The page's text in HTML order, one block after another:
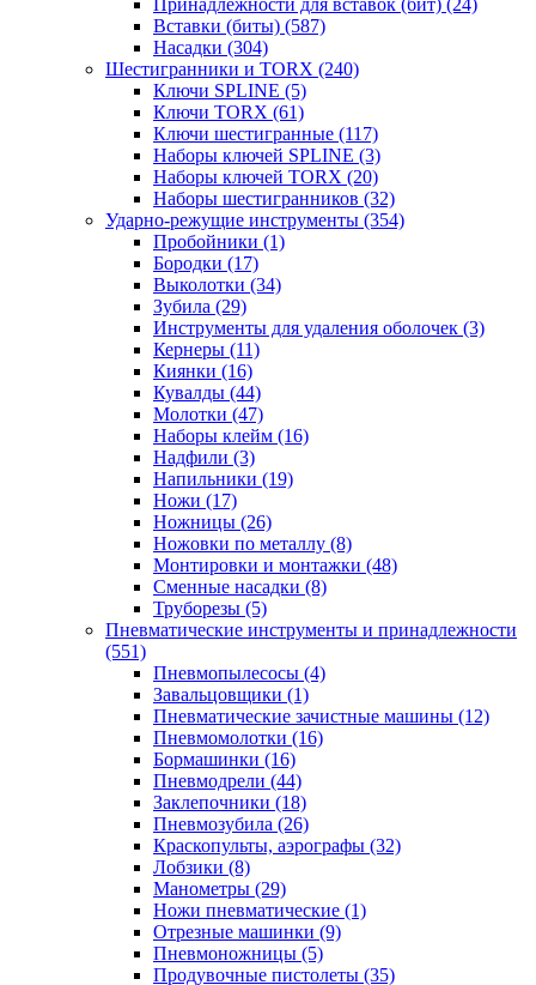
Принадлежности для вставок (бит) (24)
Вставки (биты) (587)
Насадки (304)
Шестигранники и TORX (240)
Ключи SPLINE (5)
Ключи TORX (61)
Ключи шестигранные (117)
Наборы ключей SPLINE (3)
Наборы ключей TORX (20)
Наборы шестигранников (32)
Ударно-режущие инструменты (354)
Пробойники (1)
Бородки (17)
Выколотки (34)
Зубила (29)
Инструменты для удаления оболочек (3)
Кернеры (11)
Киянки (16)
Кувалды (44)
Молотки (47)
Наборы клейм (16)
Надфили (3)
Напильники (19)
Ножи (17)
Ножницы (26)
Ножовки по металлу (8)
Монтировки и монтажки (48)
Сменные насадки (8)
Труборезы (5)
Пневматические инструменты и принадлежности
(551)
Пневмопылесосы (4)
Завальцовщики (1)
Пневматические зачистные машины (12)
Пневмомолотки (16)
Бормашинки (16)
Пневмодрели (44)
Заклепочники (18)
Пневмозубила (26)
Краскопульты, аэрографы (32)
Лобзики (8)
Манометры (29)
Ножи пневматические (1)
Отрезные машинки (9)
Пневмоножницы (5)
Продувочные пистолеты (35)